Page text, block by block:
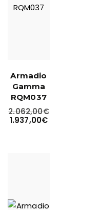
Armadio
Gamma
RQM037
2.062,00€
1.937,00€